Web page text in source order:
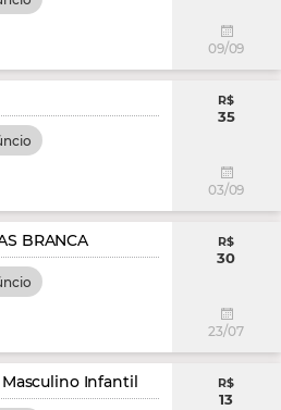
09/09
R$
35
03/09
BRANCA R$
30
23/07
Infantil R$
13